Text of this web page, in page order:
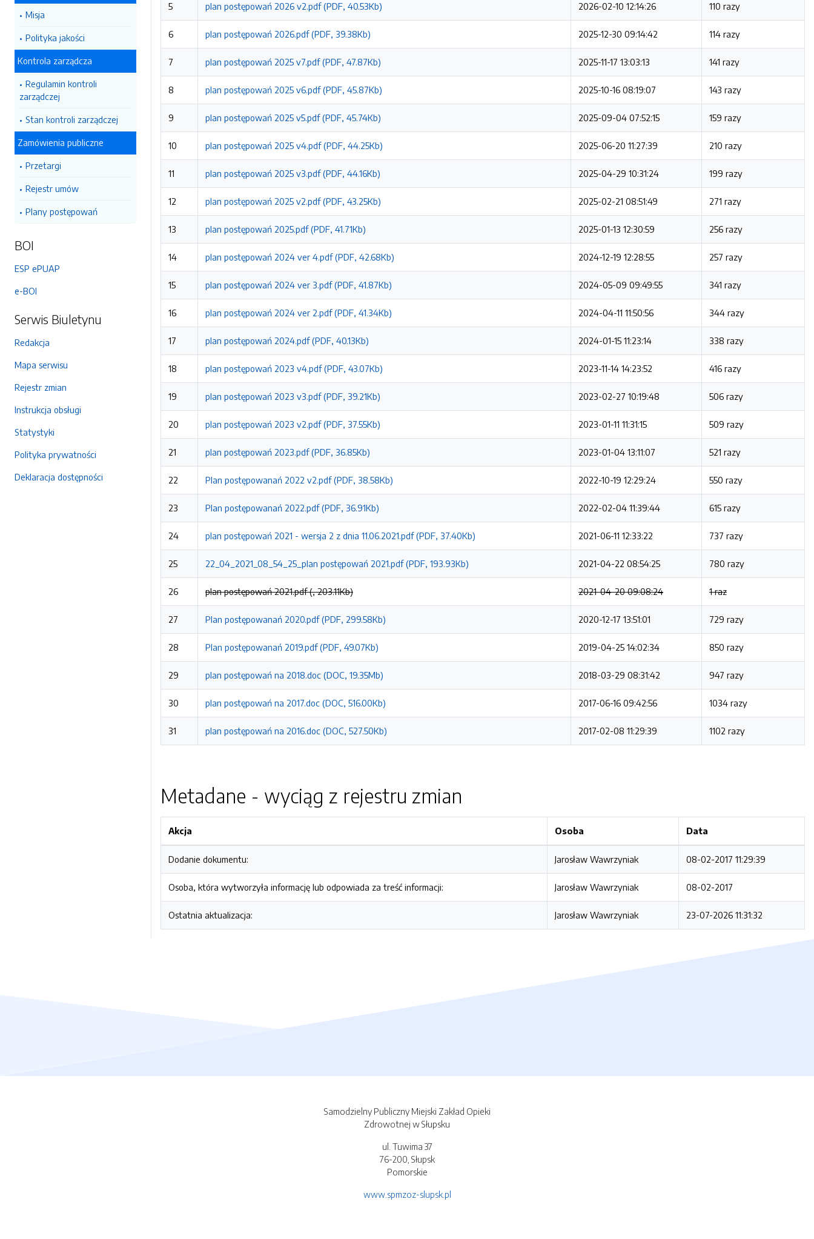
Misja
Polityka jakości
Kontrola zarządcza
Regulamin kontroli
zarządczej
Stan kontroli zarządczej
Zamówienia publiczne
Przetargi
Rejestr umów
Plany postępowań
BOI
ESP ePUAP
e-BOI
Serwis Biuletynu
Redakcja
Mapa serwisu
Rejestr zmian
Instrukcja obsługi
Statystyki
Polityka prywatności
Deklaracja dostępności
5 plan postępowań 2026 v2.pdf (PDF, 40.53Kb) 2026-02-10 12:14:26 110 razy
6 plan postępowań 2026.pdf (PDF, 39.38Kb) 2025-12-30 09:14:42 114 razy
7 plan postępowań 2025 v7.pdf (PDF, 47.87Kb) 2025-11-17 13:03:13 141 razy
8 plan postępowań 2025 v6.pdf (PDF, 45.87Kb) 2025-10-16 08:19:07 143 razy
9 plan postępowań 2025 v5.pdf (PDF, 45.74Kb) 2025-09-04 07:52:15 159 razy
10 plan postępowań 2025 v4.pdf (PDF, 44.25Kb) 2025-06-20 11:27:39 210 razy
11 plan postępowań 2025 v3.pdf (PDF, 44.16Kb) 2025-04-29 10:31:24 199 razy
12 plan postępowań 2025 v2.pdf (PDF, 43.25Kb) 2025-02-21 08:51:49 271 razy
13 plan postępowań 2025.pdf (PDF, 41.71Kb) 2025-01-13 12:30:59 256 razy
14 plan postępowań 2024 ver 4.pdf (PDF, 42.68Kb) 2024-12-19 12:28:55 257 razy
15 plan postępowań 2024 ver 3.pdf (PDF, 41.87Kb) 2024-05-09 09:49:55 341 razy
16 plan postępowań 2024 ver 2.pdf (PDF, 41.34Kb) 2024-04-11 11:50:56 344 razy
17 plan postępowań 2024.pdf (PDF, 40.13Kb) 2024-01-15 11:23:14 338 razy
18 plan postępowań 2023 v4.pdf (PDF, 43.07Kb) 2023-11-14 14:23:52 416 razy
19 plan postępowań 2023 v3.pdf (PDF, 39.21Kb) 2023-02-27 10:19:48 506 razy
20 plan postępowań 2023 v2.pdf (PDF, 37.55Kb) 2023-01-11 11:31:15 509 razy
21 plan postępowań 2023.pdf (PDF, 36.85Kb) 2023-01-04 13:11:07 521 razy
22 Plan postępowanań 2022 v2.pdf (PDF, 38.58Kb) 2022-10-19 12:29:24 550 razy
23 Plan postępowanań 2022.pdf (PDF, 36.91Kb) 2022-02-04 11:39:44 615 razy
24 plan postępowań 2021 - wersja 2 z dnia 11.06.2021.pdf (PDF, 37.40Kb) 2021-06-11 12:33:22 737 razy
25 22_04_2021_08_54_25_plan postępowań 2021.pdf (PDF, 193.93Kb) 2021-04-22 08:54:25 780 razy
26 plan postępowań 2021.pdf (, 203.11Kb) 2021-04-20 09:08:24 1 raz
27 Plan postępowanań 2020.pdf (PDF, 299.58Kb) 2020-12-17 13:51:01 729 razy
28 Plan postępowanań 2019.pdf (PDF, 49.07Kb) 2019-04-25 14:02:34 850 razy
29 plan postępowań na 2018.doc (DOC, 19.35Mb) 2018-03-29 08:31:42 947 razy
30 plan postępowań na 2017.doc (DOC, 516.00Kb) 2017-06-16 09:42:56 1034 razy
31 plan postępowań na 2016.doc (DOC, 527.50Kb) 2017-02-08 11:29:39 1102 razy
Metadane - wyciąg z rejestru zmian
Akcja Osoba Data
Dodanie dokumentu: Jarosław Wawrzyniak 08-02-2017 11:29:39
Osoba, która wytworzyła informację lub odpowiada za treść informacji: Jarosław Wawrzyniak 08-02-2017
Ostatnia aktualizacja: Jarosław Wawrzyniak 23-07-2026 11:31:32
Samodzielny Publiczny Miejski Zakład Opieki
Zdrowotnej w Słupsku
ul. Tuwima 37
76-200, Słupsk
Pomorskie
www.spmzoz-slupsk.pl